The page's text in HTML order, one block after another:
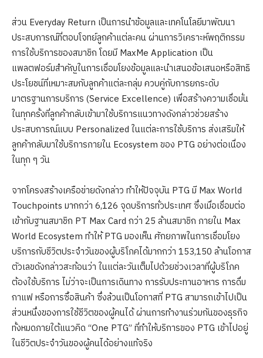
ส่วน Everyday Return เป็นการนำข้อมูลและเทคโนโลยีมาพัฒนา
ประสบการณ์ที่ตอบโจทย์ลูกค้าแต่ละคน ผ่านการวิเคราะห์พฤติกรรม
การใช้บริการของสมาชิก โดยมี MaxMe Application เป็น
แพลตฟอร์มสำคัญในการเชื่อมโยงข้อมูลและนำเสนอข้อเสนอหรือสิทธิ
ประโยชน์ที่เหมาะสมกับลูกค้าแต่ละกลุ่ม ควบคู่กับการยกระดับ
มาตรฐานการบริการ (Service Excellence) เพื่อสร้างความเชื่อมั่น
ในทุกครั้งที่ลูกค้ากลับเข้ามาใช้บริการแนวทางดังกล่าวช่วยสร้าง
ประสบการณ์แบบ Personalized ในแต่ละการใช้บริการ ส่งเสริมให้
ลูกค้ากลับมาใช้บริการภายใน Ecosystem ของ PTG อย่างต่อเนื่อง
ในทุก ๆ วัน
จากโครงสร้างเครือข่ายดังกล่าว ทำให้ปัจจุบัน PTG มี Max World
Touchpoints มากกว่า 6,126 จุดบริการทั่วประเทศ ซึ่งเมื่อเชื่อมต่อ
เข้ากับฐานสมาชิก PT Max Card กว่า 25 ล้านสมาชิก ภายใน Max
World Ecosystem ทำให้ PTG มองเห็น ศักยภาพในการเชื่อมโยง
บริการกับชีวิตประจำวันของผู้บริโภคได้มากกว่า 153,150 ล้านโอกาส
ตัวเลขดังกล่าวสะท้อนว่า ในแต่ละวันเต็มไปด้วยช่วงเวลาที่ผู้บริโภค
ต้องใช้บริการ ไม่ว่าจะเป็นการเดินทาง การรับประทานอาหาร การดื่ม
กาแฟ หรือการซื้อสินค้า ซึ่งล้วนเป็นโอกาสที่ PTG สามารถเข้าไปเป็น
ส่วนหนึ่งของการใช้ชีวิตของผู้คนได้ ผ่านการทำงานร่วมกันของธุรกิจ
ทั้งหมดภายใต้แนวคิด “One PTG” ที่ทำให้บริการของ PTG เข้าไปอยู่
ในชีวิตประจำวันของผู้คนได้อย่างแท้จริง